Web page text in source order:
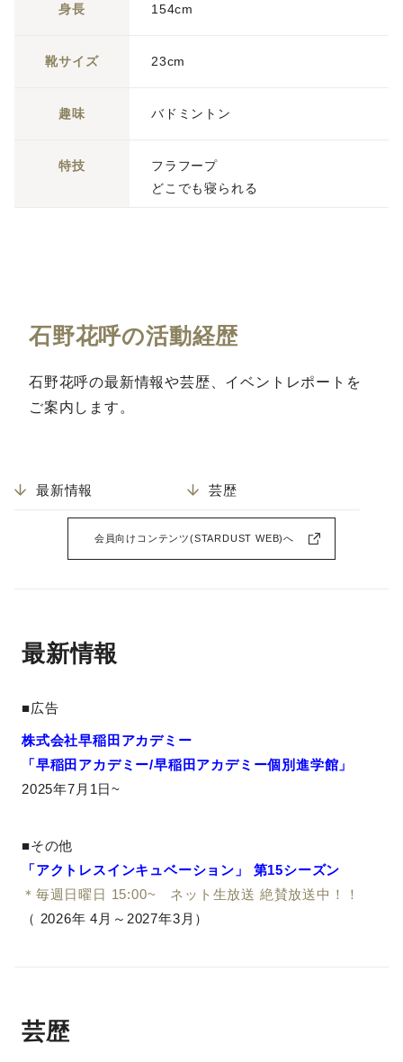
身長 154cm
靴サイズ 23cm
趣味 バドミントン
特技
フラフープ
どこでも寝られる
石野花呼の活動経歴
石野花呼の最新情報や芸歴、イベントレポートを
ご案内します。
最新情報 芸歴
会員向けコンテンツ(STARDUST WEB)へ
最新情報
■広告
株式会社早稲田アカデミー
「早稲田アカデミー/早稲田アカデミー個別進学館」
2025年7月1日~
■その他
「アクトレスインキュベーション」 第15シーズン
＊毎週日曜日 15:00~ ネット生放送 絶賛放送中！！
（ 2026年 4月～2027年3月）
芸歴